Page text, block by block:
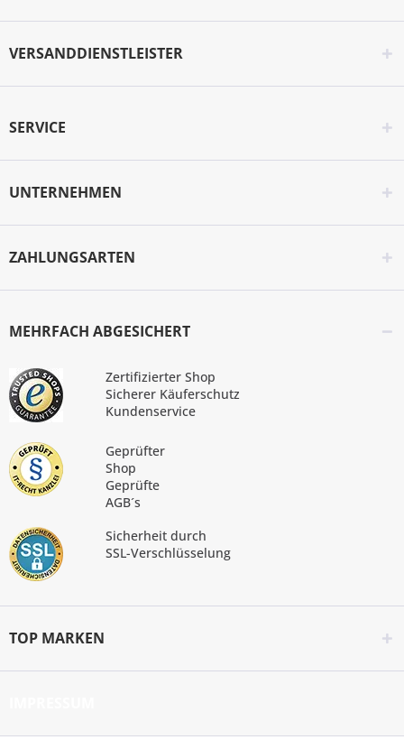
VERSANDDIENSTLEISTER
SERVICE
UNTERNEHMEN
ZAHLUNGSARTEN
MEHRFACH ABGESICHERT
Zertifizierter Shop
Sicherer Käuferschutz
Kundenservice
Geprüfter
Shop
Geprüfte
AGB´s
Sicherheit durch
SSL-Verschlüsselung
TOP MARKEN